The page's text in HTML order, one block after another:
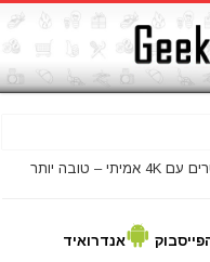
ThiEYE T5e – מצלמת אקסטרים עם 4K אמיתי – טובה יותר
אנדרואיד